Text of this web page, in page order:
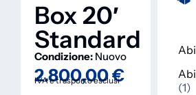
Box 20′
Standard
Condizione: Nuovo
2.800,00€
IVA e trasporto esclusi
1